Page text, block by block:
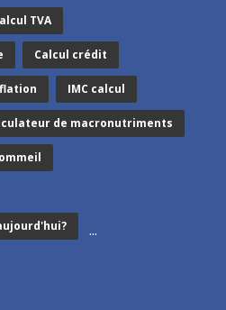
TVA
Calcul crédit
IMC calcul
de macronutriments
...